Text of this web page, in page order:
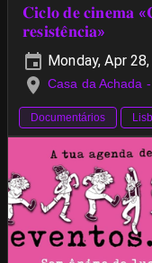
𝐂𝐢𝐜𝐥𝐨 𝐝𝐞 𝐜𝐢𝐧𝐞𝐦𝐚
𝐫𝐞𝐬𝐢𝐬𝐭𝐞̂𝐧𝐜𝐢𝐚»
Monday, Apr
Casa da Achada
Documentários